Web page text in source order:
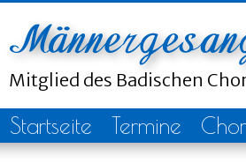
Mitglied des Badischen
Startseite Termine